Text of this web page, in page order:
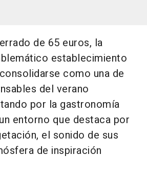
de 65 euros, la
establecimiento
como una de
del verano
por la gastronomía
entorno que destaca por
el sonido de sus
de inspiración